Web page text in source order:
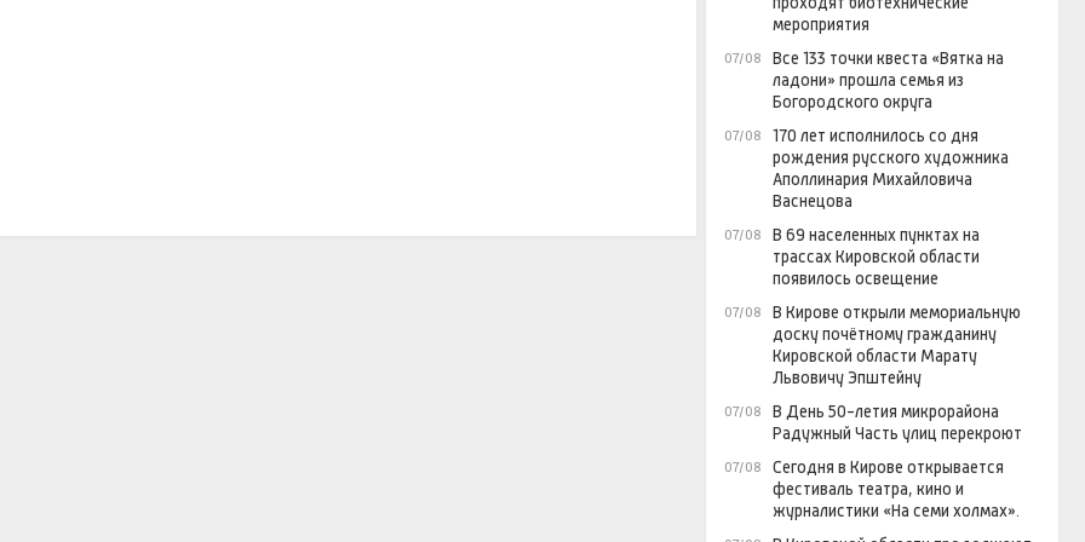
мероприятия
07/08
Все 133 точки квеста «Вятка на
ладони» прошла семья из
Богородского округа
07/08
170 лет исполнилось со дня
рождения русского художника
Аполлинария Михайловича
Васнецова
07/08
В 69 населенных пунктах на
трассах Кировской области
появилось освещение
07/08
В Кирове открыли мемориальную
доску почётному гражданину
Кировской области Марату
Львовичу Эпштейну
07/08
В День 50-летия микрорайона
Радужный Часть улиц перекроют
07/08
Сегодня в Кирове открывается
фестиваль театра, кино и
журналистики «На семи холмах».